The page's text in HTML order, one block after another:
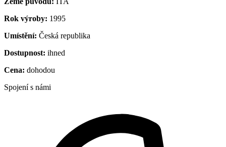
Rok výroby: 1995
Umístění: Česká republika
Dostupnost: ihned
Cena: dohodou
Spojení s námi